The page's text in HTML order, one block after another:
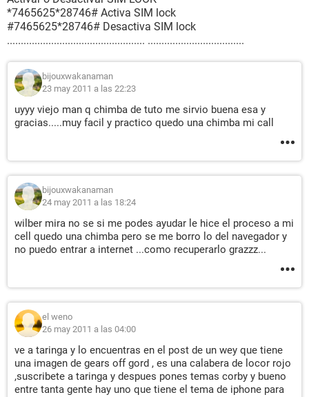
*7465625*28746# Activa SIM lock
#7465625*28746# Desactiva SIM lock
.................................................. ...................................
bijouxwakanaman
23 may 2011 a las 22:23
uyyy viejo man q chimba de tuto me sirvio buena esa y
gracias.....muy facil y practico quedo una chimba mi call
bijouxwakanaman
24 may 2011 a las 18:24
wilber mira no se si me podes ayudar le hice el proceso a mi
cell quedo una chimba pero se me borro lo del navegador y
no puedo entrar a internet ...como recuperarlo grazzz...
el weno
26 may 2011 a las 04:00
ve a taringa y lo encuentras en el post de un wey que tiene
una imagen de gears off gord , es una calabera de locor rojo
,suscribete a taringa y despues pones temas corby y bueno
entre tanta gente hay uno que tiene el tema de iphone para